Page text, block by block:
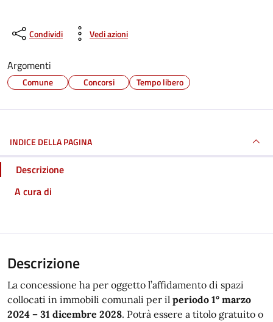
Condividi Vedi azioni
Argomenti
Comune Concorsi Tempo libero
INDICE DELLA PAGINA
Descrizione
A cura di
Descrizione
La concessione ha per oggetto l’affidamento di spazi
collocati in immobili comunali per il periodo 1° marzo
2024 – 31 dicembre 2028. Potrà essere a titolo gratuito o